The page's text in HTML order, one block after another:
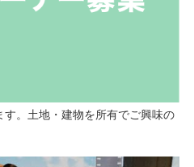
。土地・建物を所有でご興味の